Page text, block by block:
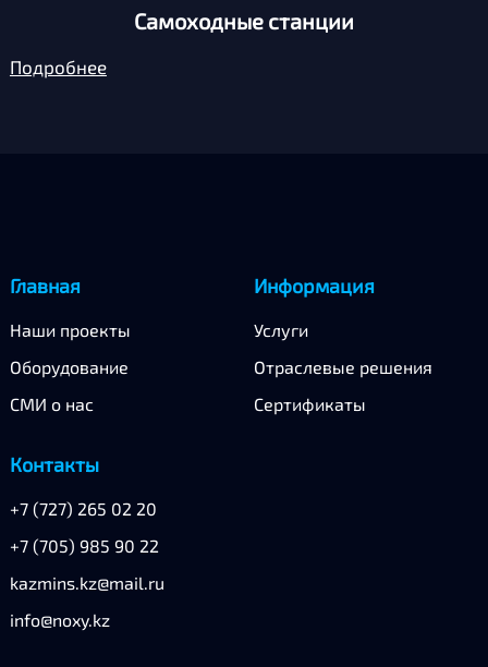
Самоходные станции
Подробнее
Главная
Наши проекты
Оборудование
СМИ о нас
Информация
Услуги
Отраслевые решения
Сертификаты
Контакты
+7 (727) 265 02 20
+7 (705) 985 90 22
kazmins.kz@mail.ru
info@noxy.kz